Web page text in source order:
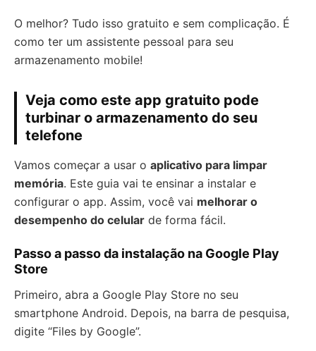
O melhor? Tudo isso gratuito e sem complicação. É
como ter um assistente pessoal para seu
armazenamento mobile!
Veja como este app gratuito pode
turbinar o armazenamento do seu
telefone
Vamos começar a usar o aplicativo para limpar
memória. Este guia vai te ensinar a instalar e
configurar o app. Assim, você vai melhorar o
desempenho do celular de forma fácil.
Passo a passo da instalação na Google Play
Store
Primeiro, abra a Google Play Store no seu
smartphone Android. Depois, na barra de pesquisa,
digite “Files by Google”.